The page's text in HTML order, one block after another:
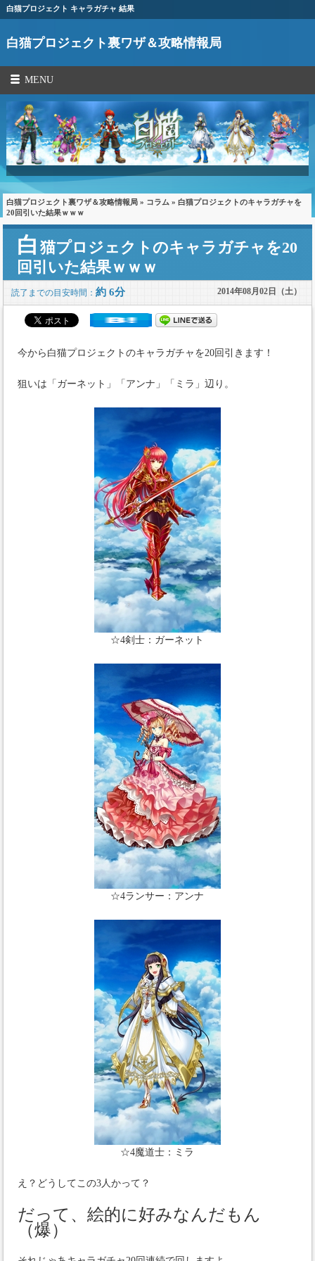
白猫プロジェクト キャラガチャ 結果
白猫プロジェクト裏ワザ＆攻略情報局
MENU
白猫プロジェクト裏ワザ＆攻略情報局» コラム » 白猫プロジェクトのキャラガチャを
20回引いた結果ｗｗｗ
白猫プロジェクトのキャラガチャを20
回引いた結果ｗｗｗ
読了までの目安時間：約 6分 2014年08月02日（土）
今から白猫プロジェクトのキャラガチャを20回引きます！
狙いは「ガーネット」「アンナ」「ミラ」辺り。
☆4剣士：ガーネット
☆4ランサー：アンナ
☆4魔道士：ミラ
え？どうしてこの3人かって？
だって、絵的に好みなんだもん
（爆）